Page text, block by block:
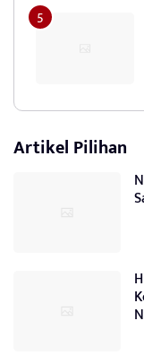
Artikel Pilihan